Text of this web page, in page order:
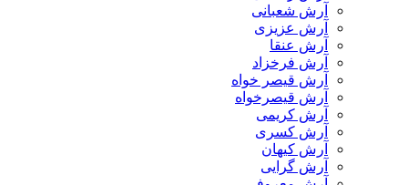
آرش شعبانی
آرش عزیزی
آرش عنقا
آرش فرخزاد
آرش قیصر خواه
آرش قیصرخواه
آرش کریمی
آرش کسری
آرش کیهان
آرش گرایی